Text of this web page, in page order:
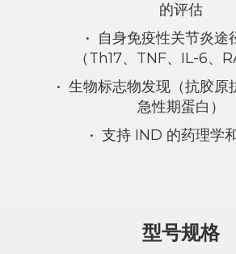
的评估
• 自身免疫性关节炎途
（Th17、TNF、IL-6、
• 生物标志物发现（抗胶原
急性期蛋白）
• 支持 IND 的药理学
型号规格